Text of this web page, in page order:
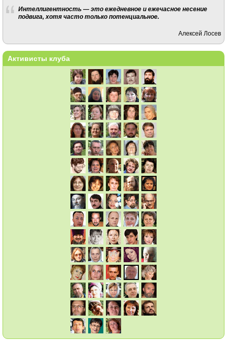
Интеллигентность — это ежедневное и ежечасное несение
подвига, хотя часто только потенциальное.
Алексей Лосев
Активисты клуба